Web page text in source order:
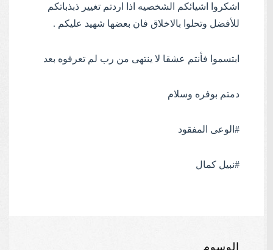
اشكروا اشيائكم الشخصيه اذا اردتم تغيير ذبذباتكم
للأفضل وتحلوا بالاخلاق فان بعضها شهيد عليكم .
ابتسموا فأنتم عشقا لا ينتهى من رب لم تعرفوه بعد
دمتم بوفره وسلام
#الوعىالمفقود
#نبيلكمال
الوسوم